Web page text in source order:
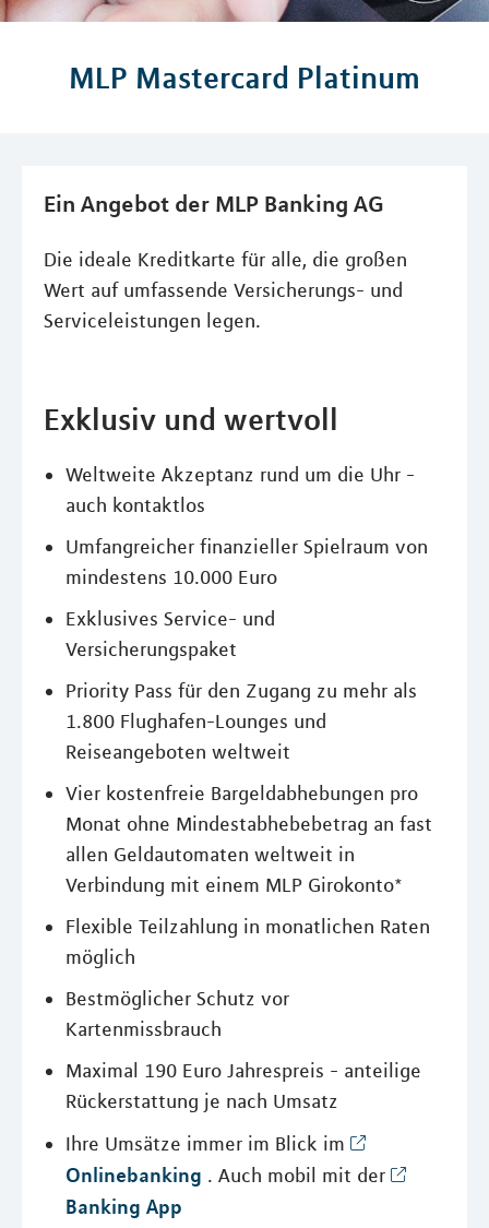
MLP Mastercard Platinum
Ein Angebot der MLP Banking AG
Die ideale Kreditkarte für alle, die großen
Wert auf umfassende Versicherungs- und
Serviceleistungen legen.
Exklusiv und wertvoll
Weltweite Akzeptanz rund um die Uhr -
auch kontaktlos
Umfangreicher finanzieller Spielraum von
mindestens 10.000 Euro
Exklusives Service- und
Versicherungspaket
Priority Pass für den Zugang zu mehr als
1.800 Flughafen-Lounges und
Reiseangeboten weltweit
Vier kostenfreie Bargeldabhebungen pro
Monat ohne Mindestabhebebetrag an fast
allen Geldautomaten weltweit in
Verbindung mit einem MLP Girokonto*
Flexible Teilzahlung in monatlichen Raten
möglich
Bestmöglicher Schutz vor
Kartenmissbrauch
Maximal 190 Euro Jahrespreis - anteilige
Rückerstattung je nach Umsatz
Ihre Umsätze immer im Blick im
Onlinebanking . Auch mobil mit der
Banking App